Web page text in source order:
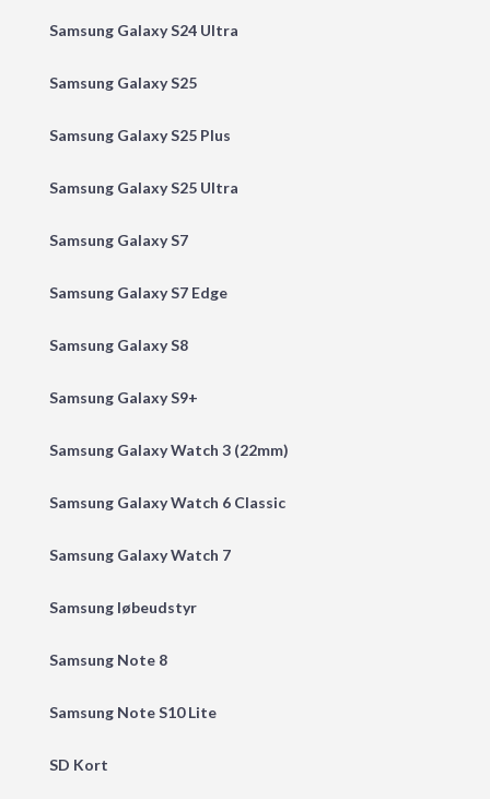
Samsung Galaxy S24 Ultra
Samsung Galaxy S25
Samsung Galaxy S25 Plus
Samsung Galaxy S25 Ultra
Samsung Galaxy S7
Samsung Galaxy S7 Edge
Samsung Galaxy S8
Samsung Galaxy S9+
Samsung Galaxy Watch 3 (22mm)
Samsung Galaxy Watch 6 Classic
Samsung Galaxy Watch 7
Samsung løbeudstyr
Samsung Note 8
Samsung Note S10 Lite
SD Kort